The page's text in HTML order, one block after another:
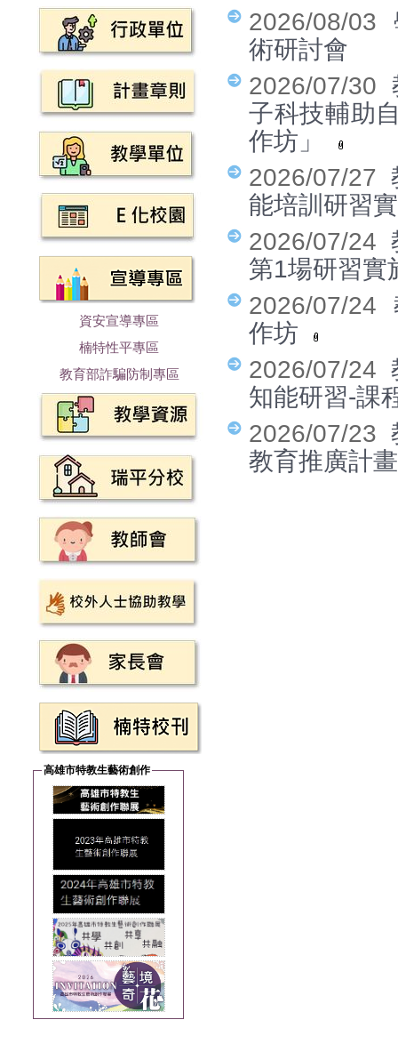
資安宣導專區
楠特性平專區
教育部詐騙防制專區
高雄市特教生藝術創作
2026/08/03
術研討會
2026/07/30
子科技輔助
作坊」
2026/07/27
能培訓研習
2026/07/24
第1場研習
2026/07/24
作坊
2026/07/24
知能研習-課
2026/07/23
教育推廣計